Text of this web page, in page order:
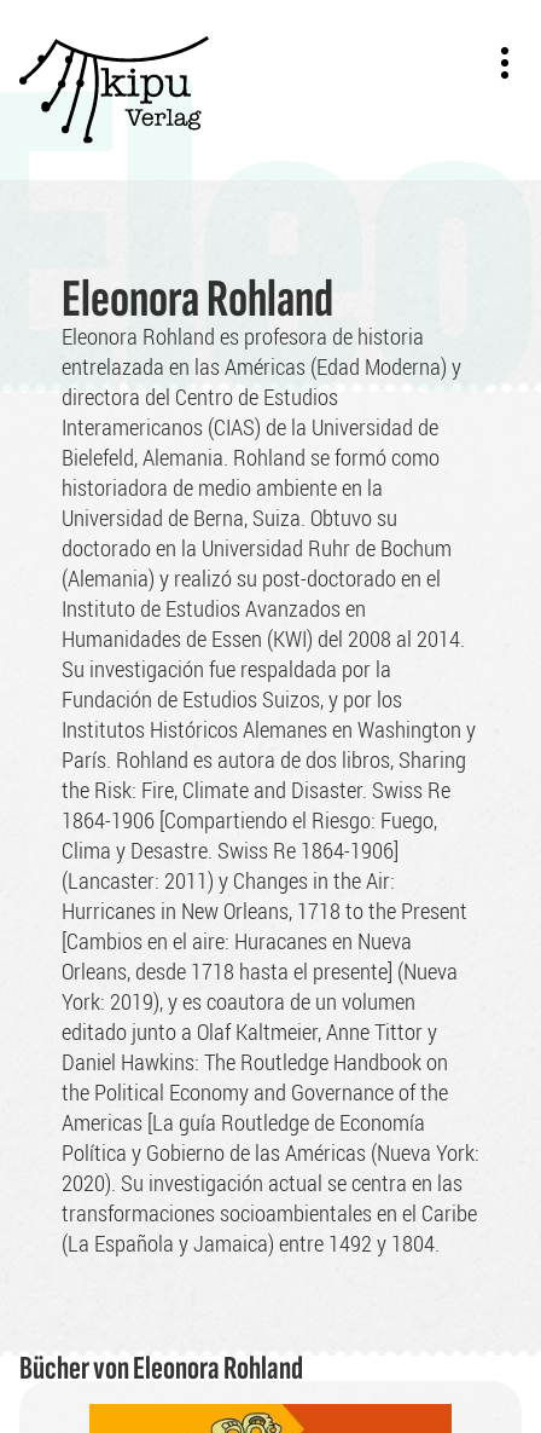
Inhalt
springen
Eleonora Rohland
Eleonora Rohland es profesora de historia
entrelazada en las Américas (Edad Moderna) y
directora del Centro de Estudios
Interamericanos (CIAS) de la Universidad de
Bielefeld, Alemania. Rohland se formó como
historiadora de medio ambiente en la
Universidad de Berna, Suiza. Obtuvo su
doctorado en la Universidad Ruhr de Bochum
(Alemania) y realizó su post-doctorado en el
Instituto de Estudios Avanzados en
Humanidades de Essen (KWI) del 2008 al 2014.
Su investigación fue respaldada por la
Fundación de Estudios Suizos, y por los
Institutos Históricos Alemanes en Washington y
París. Rohland es autora de dos libros, Sharing
the Risk: Fire, Climate and Disaster. Swiss Re
1864-1906 [Compartiendo el Riesgo: Fuego,
Clima y Desastre. Swiss Re 1864-1906]
(Lancaster: 2011) y Changes in the Air:
Hurricanes in New Orleans, 1718 to the Present
[Cambios en el aire: Huracanes en Nueva
Orleans, desde 1718 hasta el presente] (Nueva
York: 2019), y es coautora de un volumen
editado junto a Olaf Kaltmeier, Anne Tittor y
Daniel Hawkins: The Routledge Handbook on
the Political Economy and Governance of the
Americas [La guía Routledge de Economía
Política y Gobierno de las Américas (Nueva York:
2020). Su investigación actual se centra en las
transformaciones socioambientales en el Caribe
(La Española y Jamaica) entre 1492 y 1804.
Bücher vonEleonora Rohland